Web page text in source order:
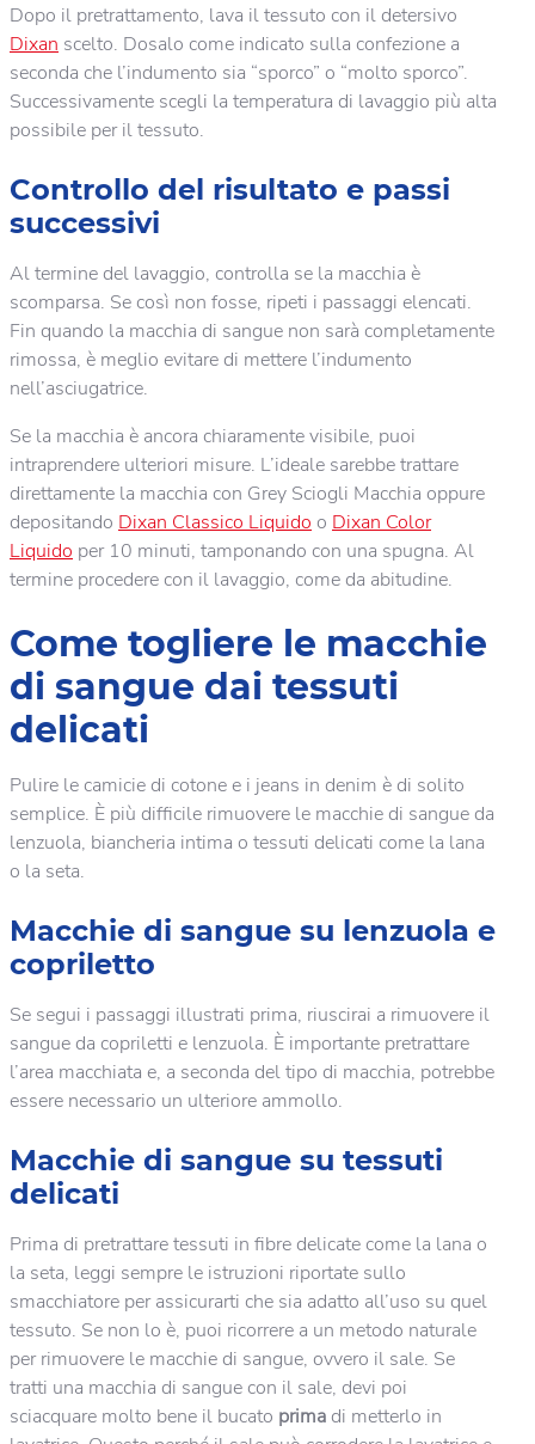
Dopo il pretrattamento, lava il tessuto con il detersivo
Dixan scelto. Dosalo come indicato sulla confezione a
seconda che l’indumento sia “sporco” o “molto sporco”.
Successivamente scegli la temperatura di lavaggio più alta
possibile per il tessuto.
Controllo del risultato e passi
successivi
Al termine del lavaggio, controlla se la macchia è
scomparsa. Se così non fosse, ripeti i passaggi elencati.
Fin quando la macchia di sangue non sarà completamente
rimossa, è meglio evitare di mettere l’indumento
nell’asciugatrice.
Se la macchia è ancora chiaramente visibile, puoi
intraprendere ulteriori misure. L’ideale sarebbe trattare
direttamente la macchia con Grey Sciogli Macchia oppure
depositando Dixan Classico Liquido o Dixan Color
Liquido per 10 minuti, tamponando con una spugna. Al
termine procedere con il lavaggio, come da abitudine.
Come togliere le macchie
di sangue dai tessuti
delicati
Pulire le camicie di cotone e i jeans in denim è di solito
semplice. È più difficile rimuovere le macchie di sangue da
lenzuola, biancheria intima o tessuti delicati come la lana
o la seta.
Macchie di sangue su lenzuola e
copriletto
Se segui i passaggi illustrati prima, riuscirai a rimuovere il
sangue da copriletti e lenzuola. È importante pretrattare
l’area macchiata e, a seconda del tipo di macchia, potrebbe
essere necessario un ulteriore ammollo.
Macchie di sangue su tessuti
delicati
Prima di pretrattare tessuti in fibre delicate come la lana o
la seta, leggi sempre le istruzioni riportate sullo
smacchiatore per assicurarti che sia adatto all’uso su quel
tessuto. Se non lo è, puoi ricorrere a un metodo naturale
per rimuovere le macchie di sangue, ovvero il sale. Se
tratti una macchia di sangue con il sale, devi poi
sciacquare molto bene il bucato prima di metterlo in